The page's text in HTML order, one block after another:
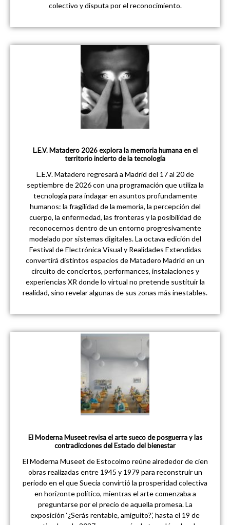
colectivo y disputa por el reconocimiento.
L.E.V. Matadero 2026 explora la memoria humana en el
territorio incierto de la tecnología
L.E.V. Matadero regresará a Madrid del 17 al 20 de
septiembre de 2026 con una programación que utiliza la
tecnología para indagar en asuntos profundamente
humanos: la fragilidad de la memoria, la percepción del
cuerpo, la enfermedad, las fronteras y la posibilidad de
reconocernos dentro de un entorno progresivamente
modelado por sistemas digitales. La octava edición del
Festival de Electrónica Visual y Realidades Extendidas
convertirá distintos espacios de Matadero Madrid en un
circuito de conciertos, performances, instalaciones y
experiencias XR donde lo virtual no pretende sustituir la
realidad, sino revelar algunas de sus zonas más inestables.
El Moderna Museet revisa el arte sueco de posguerra y las
contradicciones del Estado del bienestar
El Moderna Museet de Estocolmo reúne alrededor de cien
obras realizadas entre 1945 y 1979 para reconstruir un
periodo en el que Suecia convirtió la prosperidad colectiva
en horizonte político, mientras el arte comenzaba a
preguntarse por el precio de aquella promesa. La
exposición ‘¿Serás rentable, amiguito?’, hasta el 19 de